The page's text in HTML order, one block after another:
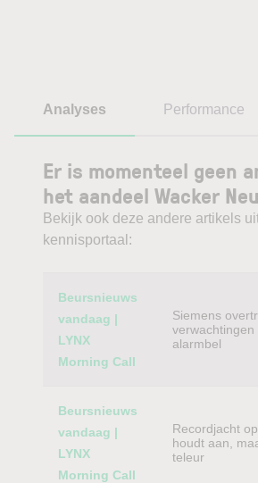
Analyses Performance
Er is momenteel geen
het aandeel Wacker
Bekijk ook deze andere artikels
kennisportaal:
Category
Beursnieuws
vandaag |
LYNX
Morning Call
Siemens
alarmbel
Beursnieuws
vandaag |
LYNX
Morning Call
Recordjacht
houdt aan,
teleur